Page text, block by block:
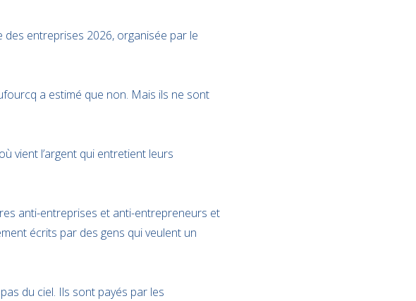
des entreprises 2026, organisée par le
a estimé que non. Mais ils ne sont
vient l’argent qui entretient leurs
anti-entreprises et anti-entrepreneurs et
écrits par des gens qui veulent un
du ciel. Ils sont payés par les